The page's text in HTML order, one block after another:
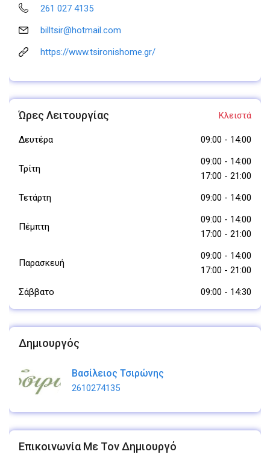
261 027 4135
billtsir@hotmail.com
https://www.tsironishome.gr/
Ώρες Λειτουργίας Κλειστά
Δευτέρα 09:00 - 14:00
Τρίτη
09:00 - 14:00
17:00 - 21:00
Τετάρτη
09:00 - 14:00
Πέμπτη
09:00 - 14:00
17:00 - 21:00
Παρασκευή
09:00 - 14:00
17:00 - 21:00
Σάββατο
09:00 - 14:30
Δημιουργός
Βασίλειος Τσιρώνης
2610274135
Επικοινωνία Με Τον Δημιουργό